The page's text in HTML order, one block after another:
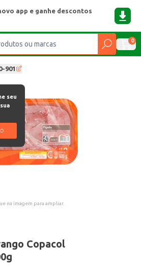
app e ganhe descontos
0
901
seu
na imagem para ampliar.
Copacol